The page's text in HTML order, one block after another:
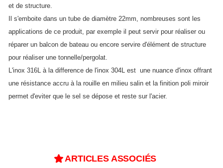
et de structure.
Il s'emboite dans un tube de diamètre 22mm, nombreuses sont les
applications de ce produit, par exemple il peut servir pour réaliser ou
réparer un balcon de bateau ou encore servire d'élément de structure
pour réaliser une tonnelle/pergolat.
L'inox 316L à la difference de l 'inox 304L est une nuance d'inox offrant
une résistance accru à la rouille en milieu salin et la finition poli miroir
permet d'eviter que le sel se dépose et reste sur l'acier.
ARTICLES ASSOCIÉS